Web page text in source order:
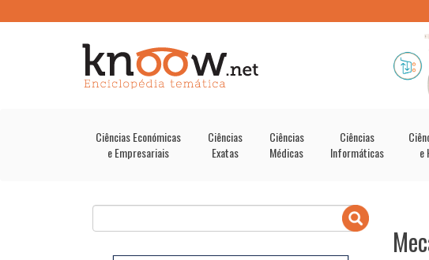
Ciências Económicas
e Empresariais
Ciências
Exatas
Ciências
Médicas
Ciências
Informáticas
e